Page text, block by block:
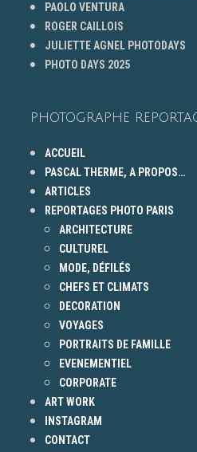
PAOLO VENTURA
ROGER CAILLOIS
JULIETTE AGNEL PHOTODAYS
PHOTO DAYS 2025
PHOTOGRAPHE
ACCUEIL
PASCAL THERME, A PROPOS…
ARTICLES
REPORTAGES PHOTO PARIS
ARCHITECTURE
CULTUREL
MODE, DÉFILÉS
CHEFS ET CLIMATS
DECORATION
VOYAGES
PORTRAITS DE FAMILLE
EVENEMENTIEL
CORPORATE
ART WORK
INSTAGRAM
CONTACT